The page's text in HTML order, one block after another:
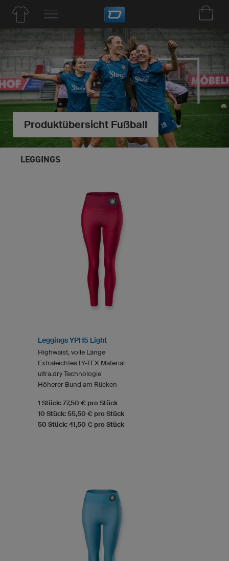
Produktübersicht Fußball
LEGGINGS
Leggings YPH5 Light
Highwaist, volle Länge
Extraleichtes LY-TEX Material
ultra.dry Technologie
Höherer Bund am Rücken
1 Stück: 77,50 € pro Stück
10 Stück: 55,50 € pro Stück
50 Stück: 41,50 € pro Stück